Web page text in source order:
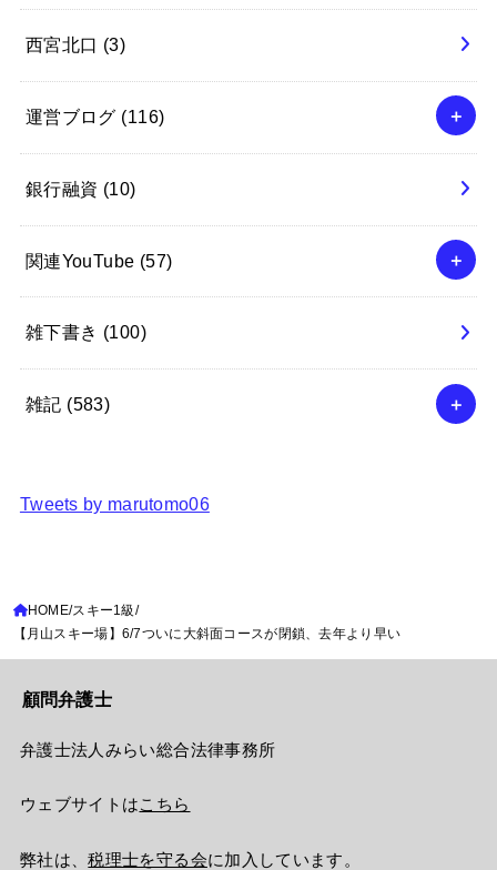
西宮北口 (3)
運営ブログ (116)
銀行融資 (10)
関連YouTube (57)
雑下書き (100)
雑記 (583)
Tweets by marutomo06
HOME スキー1級
【月山スキー場】6/7ついに大斜面コースが閉鎖、去年より早い
顧問弁護士
弁護士法人みらい総合法律事務所
ウェブサイトはこちら
弊社は、税理士を守る会に加入しています。